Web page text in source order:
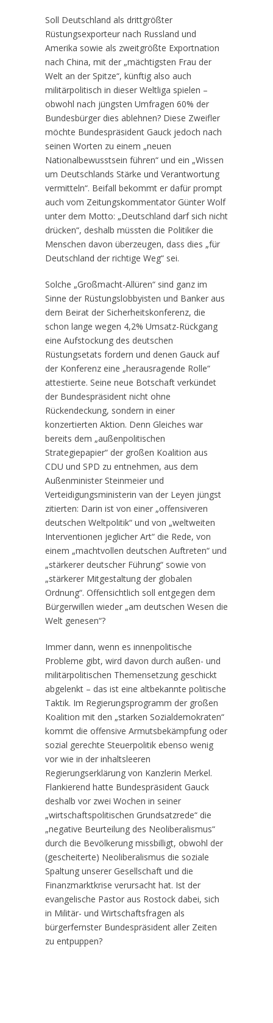
Soll Deutschland als drittgrößter
Rüstungsexporteur nach Russland und
Amerika sowie als zweitgrößte Exportnation
nach China, mit der „mächtigsten Frau der
Welt an der Spitze“, künftig also auch
militärpolitisch in dieser Weltliga spielen –
obwohl nach jüngsten Umfragen 60% der
Bundesbürger dies ablehnen? Diese Zweifler
möchte Bundespräsident Gauck jedoch nach
seinen Worten zu einem „neuen
Nationalbewusstsein führen“ und ein „Wissen
um Deutschlands Stärke und Verantwortung
vermitteln“. Beifall bekommt er dafür prompt
auch vom Zeitungskommentator Günter Wolf
unter dem Motto: „Deutschland darf sich nicht
drücken“, deshalb müssten die Politiker die
Menschen davon überzeugen, dass dies „für
Deutschland der richtige Weg“ sei.
Solche „Großmacht-Allüren“ sind ganz im
Sinne der Rüstungslobbyisten und Banker aus
dem Beirat der Sicherheitskonferenz, die
schon lange wegen 4,2% Umsatz-Rückgang
eine Aufstockung des deutschen
Rüstungsetats fordern und denen Gauck auf
der Konferenz eine „herausragende Rolle“
attestierte. Seine neue Botschaft verkündet
der Bundespräsident nicht ohne
Rückendeckung, sondern in einer
konzertierten Aktion. Denn Gleiches war
bereits dem „außenpolitischen
Strategiepapier“ der großen Koalition aus
CDU und SPD zu entnehmen, aus dem
Außenminister Steinmeier und
Verteidigungsministerin van der Leyen jüngst
zitierten: Darin ist von einer „offensiveren
deutschen Weltpolitik“ und von „weltweiten
Interventionen jeglicher Art“ die Rede, von
einem „machtvollen deutschen Auftreten“ und
„stärkerer deutscher Führung“ sowie von
„stärkerer Mitgestaltung der globalen
Ordnung“. Offensichtlich soll entgegen dem
Bürgerwillen wieder „am deutschen Wesen die
Welt genesen“?
Immer dann, wenn es innenpolitische
Probleme gibt, wird davon durch außen- und
militärpolitischen Themensetzung geschickt
abgelenkt – das ist eine altbekannte politische
Taktik. Im Regierungsprogramm der großen
Koalition mit den „starken Sozialdemokraten“
kommt die offensive Armutsbekämpfung oder
sozial gerechte Steuerpolitik ebenso wenig
vor wie in der inhaltsleeren
Regierungserklärung von Kanzlerin Merkel.
Flankierend hatte Bundespräsident Gauck
deshalb vor zwei Wochen in seiner
„wirtschaftspolitischen Grundsatzrede“ die
„negative Beurteilung des Neoliberalismus“
durch die Bevölkerung missbilligt, obwohl der
(gescheiterte) Neoliberalismus die soziale
Spaltung unserer Gesellschaft und die
Finanzmarktkrise verursacht hat. Ist der
evangelische Pastor aus Rostock dabei, sich
in Militär- und Wirtschaftsfragen als
bürgerfernster Bundespräsident aller Zeiten
zu entpuppen?